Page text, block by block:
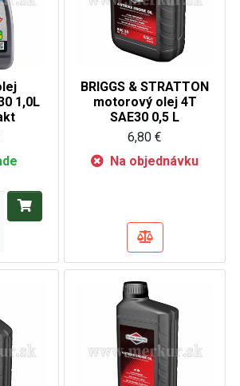
1,0L
BRIGGS & STRATTON
motorový olej 4T
SAE30 0,5 L
6,80 €
Na objednávku